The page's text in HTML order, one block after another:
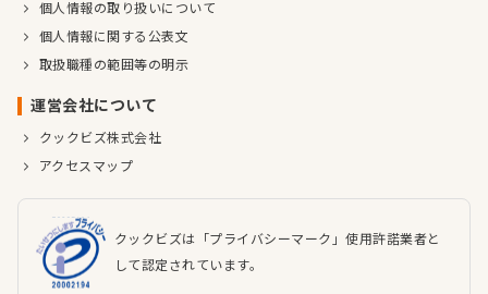
個人情報の取り扱いについて
個人情報に関する公表文
取扱職種の範囲等の明示
運営会社について
クックビズ株式会社
アクセスマップ
クックビズは「プライバシーマーク」使用許諾業者と
して認定されています。